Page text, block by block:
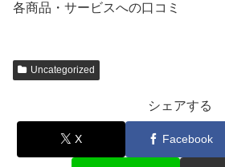
各商品・サービスへの口コミ
Uncategorized
シェアする
X Facebook